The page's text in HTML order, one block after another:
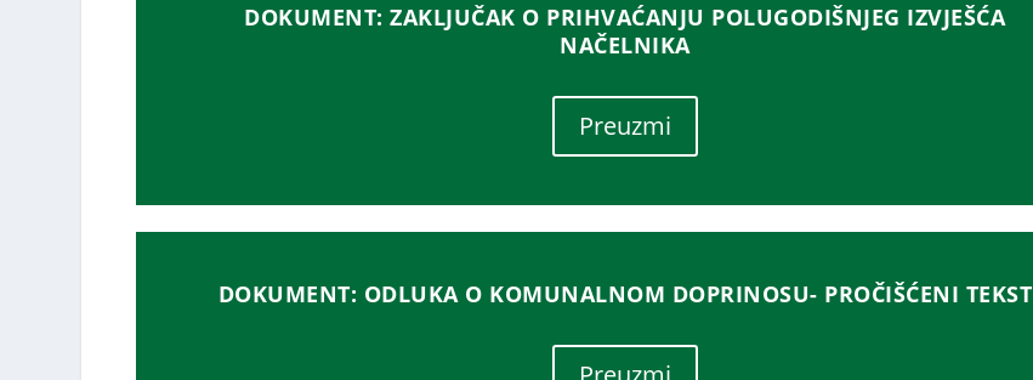
DOKUMENT: ZAKLJUČAK O PRIHVAĆANJU POLUGODIŠNJEG IZVJEŠĆA
NAČELNIKA
Preuzmi
DOKUMENT: ODLUKA O KOMUNALNOM DOPRINOSU- PROČIŠĆENI TEKST